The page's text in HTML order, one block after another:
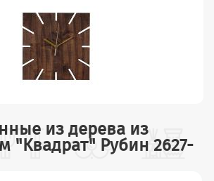
из дерева из
"Квадрат" Рубин 2627-